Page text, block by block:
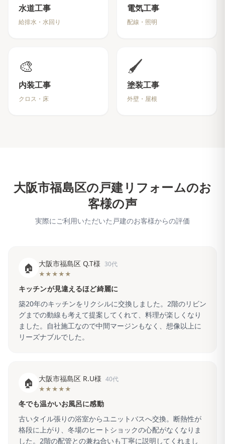
水道工事
給排水・水回り
電気工事
配線・照明
🎨
内装工事
クロス・床
🖌️
塗装工事
外壁・屋根
大阪市福島区の戸建リフォームのお
客様の声
実際にご利用いただいた戸建のお客様からの評価
🏠 大阪市福島区 Q.T様 30代
★★★★★
キッチンが見違えるほど綺麗に
築20年のキッチンをリクシルに交換しました。2階のリビン
グまでの動線も考えて提案してくれて、料理が楽しくなり
ました。自社施工なので中間マージンもなく、想像以上に
リーズナブルでした。
🏠 大阪市福島区 R.U様 40代
★★★★★
冬でも温かいお風呂に感動
古いタイル張りの浴室からユニットバスへ交換。断熱性が
格段に上がり、冬場のヒートショックの心配がなくなりま
した。2階の配管との兼ね合いも丁寧に説明してくれまし